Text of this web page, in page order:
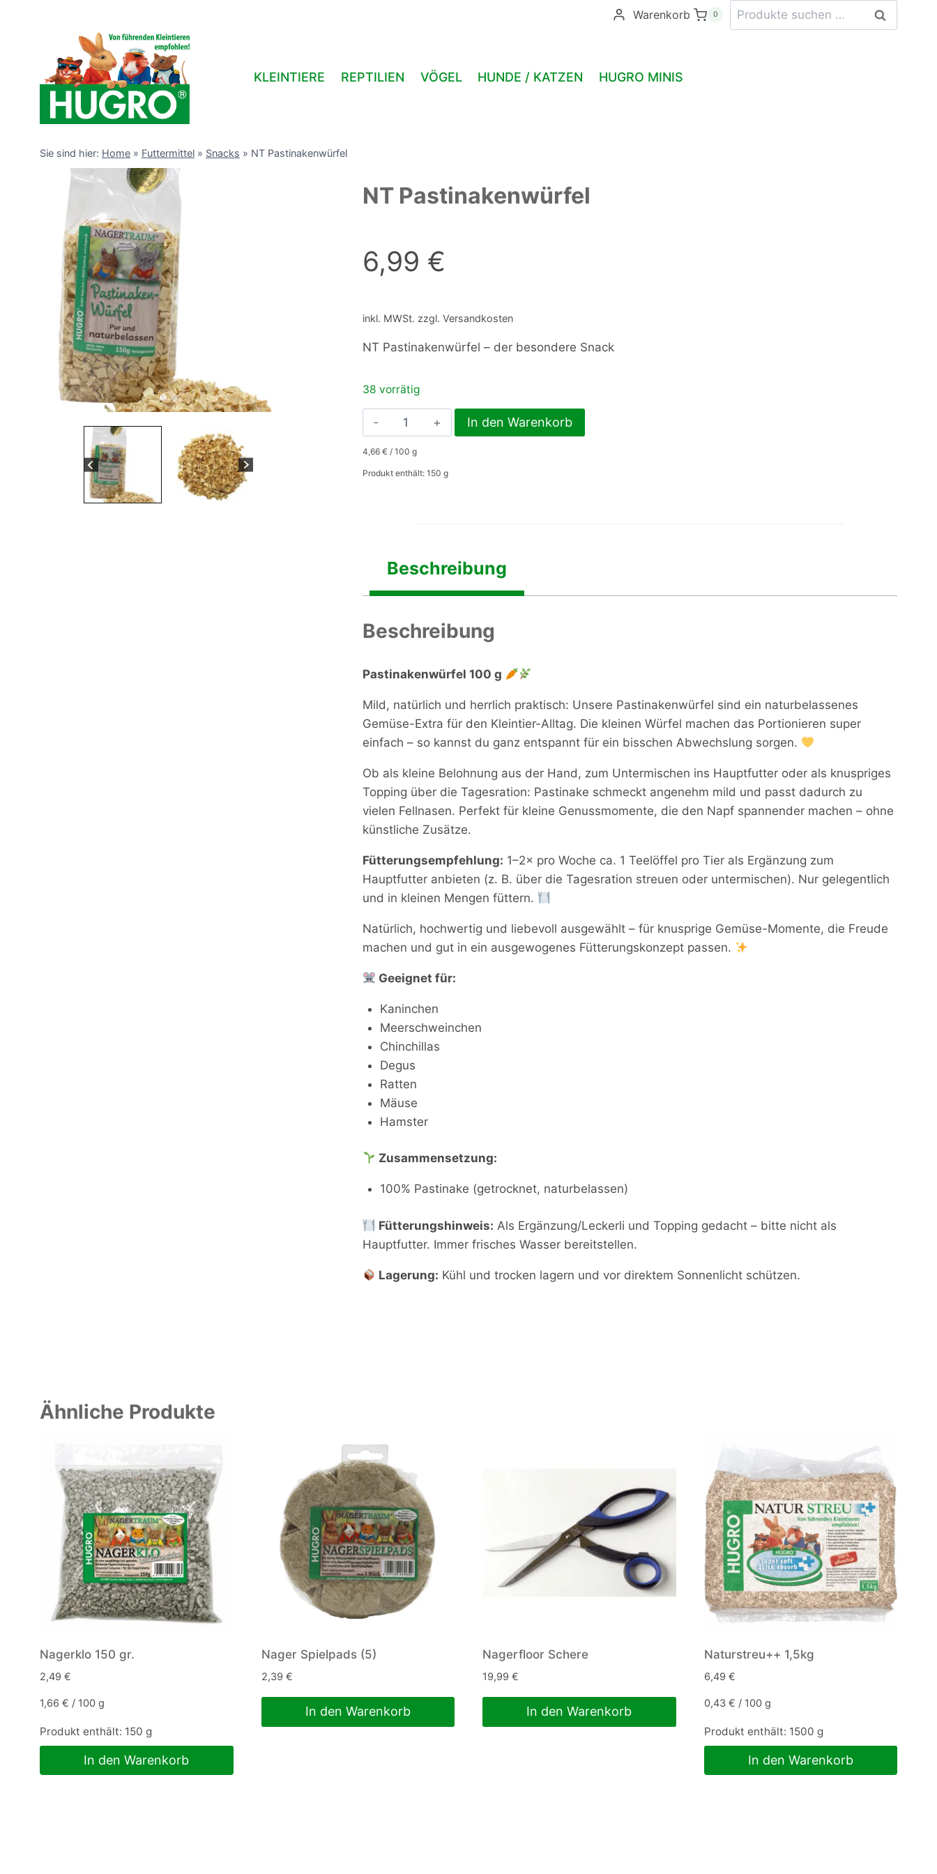
Warenkorb 0
Suchen
nach:
Suchen
KLEINTIERE REPTILIEN VÖGEL HUNDE / KATZEN HUGRO MINIS
Sie sind hier: Home » Futtermittel » Snacks » NT Pastinakenwürfel
NT Pastinakenwürfel
6,99 €
inkl. MWSt. zzgl. Versandkosten
NT Pastinakenwürfel – der besondere Snack
38 vorrätig
NT
Pastinakenwürfel
Menge
In den Warenkorb
4,66 € / 100 g
Produkt enthält: 150 g
Beschreibung
Beschreibung
Pastinakenwürfel 100 g
Mild, natürlich und herrlich praktisch: Unsere Pastinakenwürfel sind ein naturbelassenes
Gemüse-Extra für den Kleintier-Alltag. Die kleinen Würfel machen das Portionieren super
einfach – so kannst du ganz entspannt für ein bisschen Abwechslung sorgen.
Ob als kleine Belohnung aus der Hand, zum Untermischen ins Hauptfutter oder als knuspriges
Topping über die Tagesration: Pastinake schmeckt angenehm mild und passt dadurch zu
vielen Fellnasen. Perfekt für kleine Genussmomente, die den Napf spannender machen – ohne
künstliche Zusätze.
Fütterungsempfehlung: 1–2× pro Woche ca. 1 Teelöffel pro Tier als Ergänzung zum
Hauptfutter anbieten (z. B. über die Tagesration streuen oder untermischen). Nur gelegentlich
und in kleinen Mengen füttern.
Natürlich, hochwertig und liebevoll ausgewählt – für knusprige Gemüse-Momente, die Freude
machen und gut in ein ausgewogenes Fütterungskonzept passen.
Geeignet für:
Kaninchen
Meerschweinchen
Chinchillas
Degus
Ratten
Mäuse
Hamster
Zusammensetzung:
100% Pastinake (getrocknet, naturbelassen)
Fütterungshinweis: Als Ergänzung/Leckerli und Topping gedacht – bitte nicht als
Hauptfutter. Immer frisches Wasser bereitstellen.
Lagerung: Kühl und trocken lagern und vor direktem Sonnenlicht schützen.
Ähnliche Produkte
Nagerklo 150 gr.
2,49 €
1,66 € / 100 g
Produkt enthält: 150 g
In den Warenkorb
Nager Spielpads (5)
2,39 €
In den Warenkorb
Nagerfloor Schere
19,99 €
In den Warenkorb
Naturstreu++ 1,5kg
6,49 €
0,43 € / 100 g
Produkt enthält: 1500 g
In den Warenkorb